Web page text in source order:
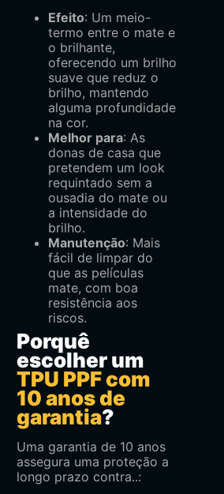
Efeito: Um meio-
termo entre o mate e
o brilhante,
oferecendo um brilho
suave que reduz o
brilho, mantendo
alguma profundidade
na cor.
Melhor para: As
donas de casa que
pretendem um look
requintado sem a
ousadia do mate ou
a intensidade do
brilho.
Manutenção: Mais
fácil de limpar do
que as películas
mate, com boa
resistência aos
riscos.
Porquê
escolher um
TPU PPF com
10 anos de
garantia?
Uma garantia de 10 anos
assegura uma proteção a
longo prazo contra..: